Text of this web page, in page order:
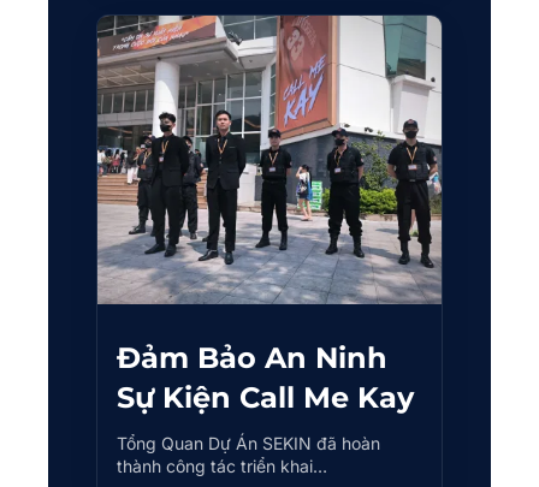
Đảm Bảo An Ninh
Sự Kiện Call Me Kay
Tổng Quan Dự Án SEKIN đã hoàn
thành công tác triển khai…